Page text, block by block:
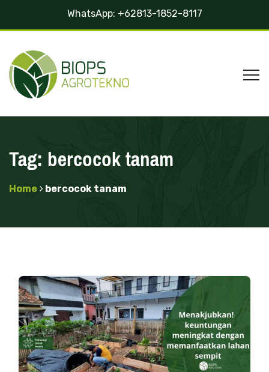
WhatsApp: +62813-1852-8117
Tag:bercocok tanam
Home bercocok tanam